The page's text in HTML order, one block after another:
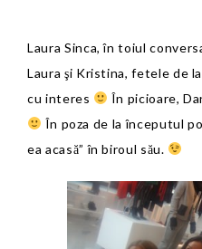
Laura Sinca, în toiul
Laura şi Kristina, fetele de
cu interes
În picioare,
În poza de la începutul
ea acasă” în biroul său.